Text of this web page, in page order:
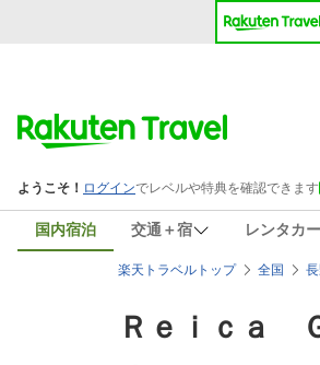
国内宿泊 交通＋宿 レンタカー
楽天トラベルトップ 全国
Ｒｅｉｃａ